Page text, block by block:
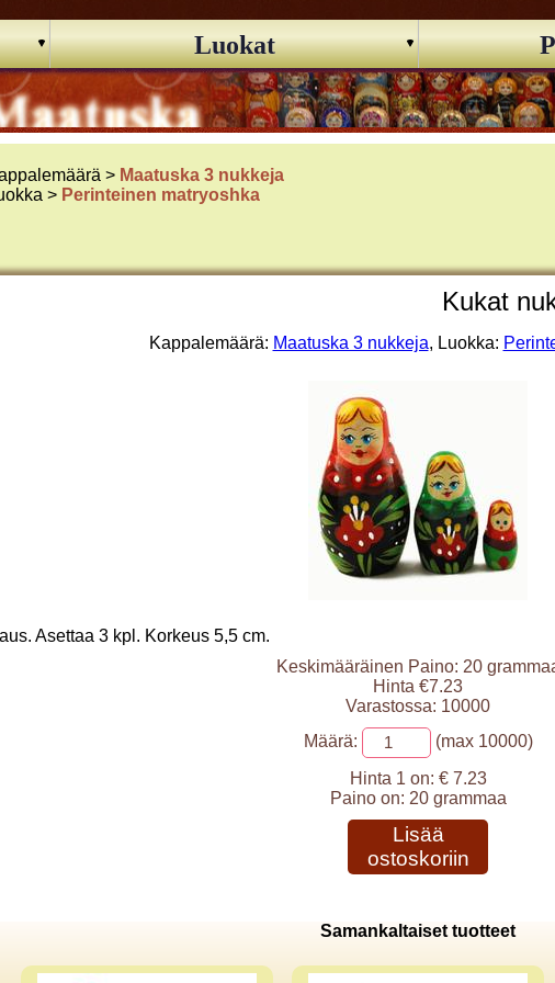
Luokat
> Maatuska 3 nukkeja
> Perinteinen matryoshka
Kukat
Kappalemäärä: Maatuska 3 nukkeja, Luokka:
Asettaa 3 kpl. Korkeus 5,5 cm.
Keskimääräinen Paino: 20
Hinta €7.23
Varastossa: 10000
Määrä:
(max 10000)
Hinta 1 on: € 7.23
Paino on: 20 grammaa
Lisää
ostoskoriin
Samankaltaiset tuotteet